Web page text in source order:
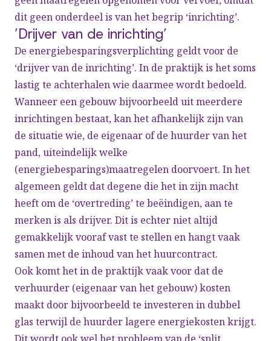
dit geen onderdeel is van het begrip ‘inrichting’.
’Drijver van de inrichting’
De energiebesparingsverplichting geldt voor de
‘drijver van de inrichting’. In de praktijk is het soms
lastig te achterhalen wie daarmee wordt bedoeld.
Wanneer een gebouw bijvoorbeeld uit meerdere
inrichtingen bestaat, kan het afhankelijk zijn van
de situatie wie, de eigenaar of de huurder van het
pand, uiteindelijk welke
(energiebesparings)maatregelen doorvoert. In het
algemeen geldt dat degene die het in zijn macht
heeft om de ‘overtreding’ te beëindigen, aan te
merken is als drijver. Dit is echter niet altijd
gemakkelijk vooraf vast te stellen en hangt vaak
samen met de inhoud van het huurcontract.
Ook komt het in de praktijk vaak voor dat de
verhuurder (eigenaar van het gebouw) kosten
maakt door bijvoorbeeld te investeren in dubbel
glas terwijl de huurder lagere energiekosten krijgt.